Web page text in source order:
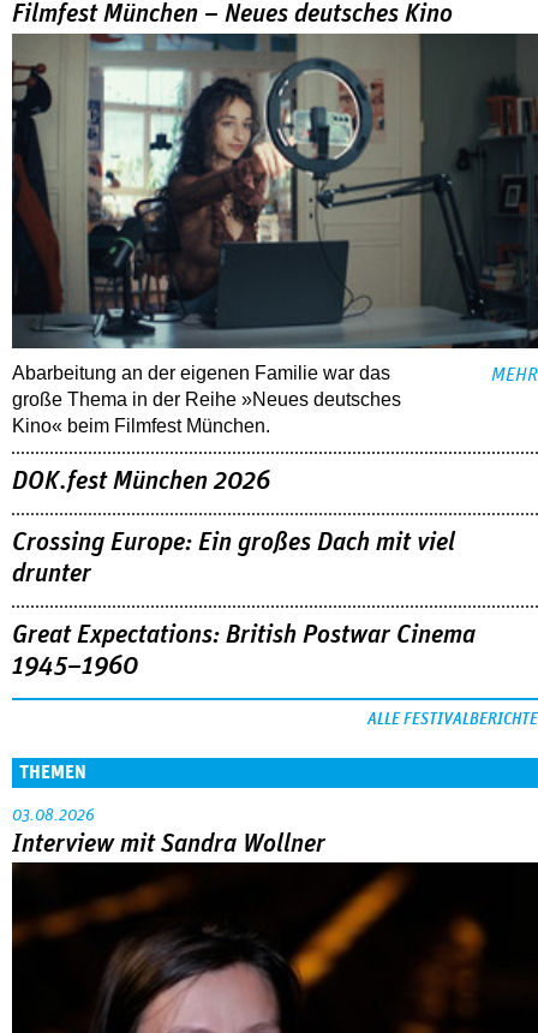
Filmfest München – Neues deutsches Kino
Abarbeitung an der eigenen Familie war das
große Thema in der Reihe »Neues deutsches
Kino« beim Filmfest München.
MEHR
DOK.fest München 2026
Crossing Europe: Ein großes Dach mit viel
drunter
Great Expectations: British Postwar Cinema
1945–1960
ALLE FESTIVALBERICHTE
THEMEN
03.08.2026
Interview mit Sandra Wollner